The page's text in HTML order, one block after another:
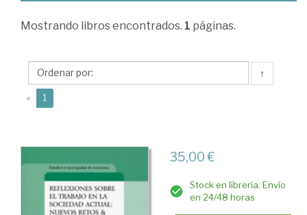
Prior
Juan
Carlos
Mostrando libros encontrados. 1 páginas.
↑
« 1
35,00 €
Stock en librería. Envío
en 24/48 horas